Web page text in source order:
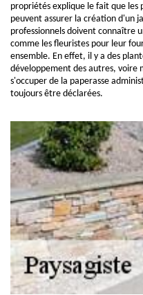
propriétés explique le fait que les
peuvent assurer la création d'un
professionnels doivent connaître
comme les fleuristes pour leur
ensemble. En effet, il y a des
développement des autres, voire
s'occuper de la paperasse
toujours être déclarées.